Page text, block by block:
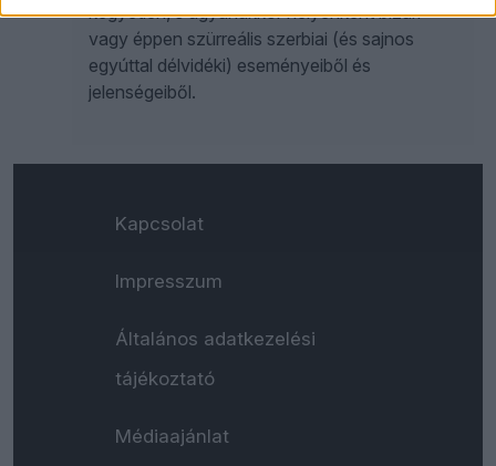
kegyetlen, s ugyanakkor helyenként bizarr
vagy éppen szürreális szerbiai (és sajnos
egyúttal délvidéki) eseményeiből és
jelenségeiből.
Kapcsolat
Impresszum
Általános adatkezelési
tájékoztató
Médiaajánlat